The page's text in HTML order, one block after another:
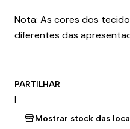
Nota: As cores dos
diferentes das
PARTILHAR
|
Mostrar stock das